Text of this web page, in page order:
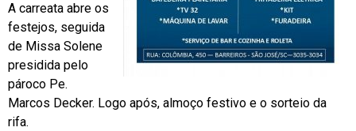
A carreata abre os
festejos, seguida
de Missa Solene
presidida pelo
pároco Pe.
Marcos Decker. Logo após, almoço festivo e o sorteio da
rifa.